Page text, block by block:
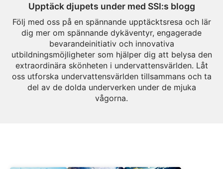
Upptäck djupets under med SSI:s blogg
Följ med oss på en spännande upptäcktsresa och lär
dig mer om spännande dykäventyr, engagerade
bevarandeinitiativ och innovativa
utbildningsmöjligheter som hjälper dig att belysa den
extraordinära skönheten i undervattensvärlden. Låt
oss utforska undervattensvärlden tillsammans och ta
del av de dolda underverken under de mjuka
vågorna.